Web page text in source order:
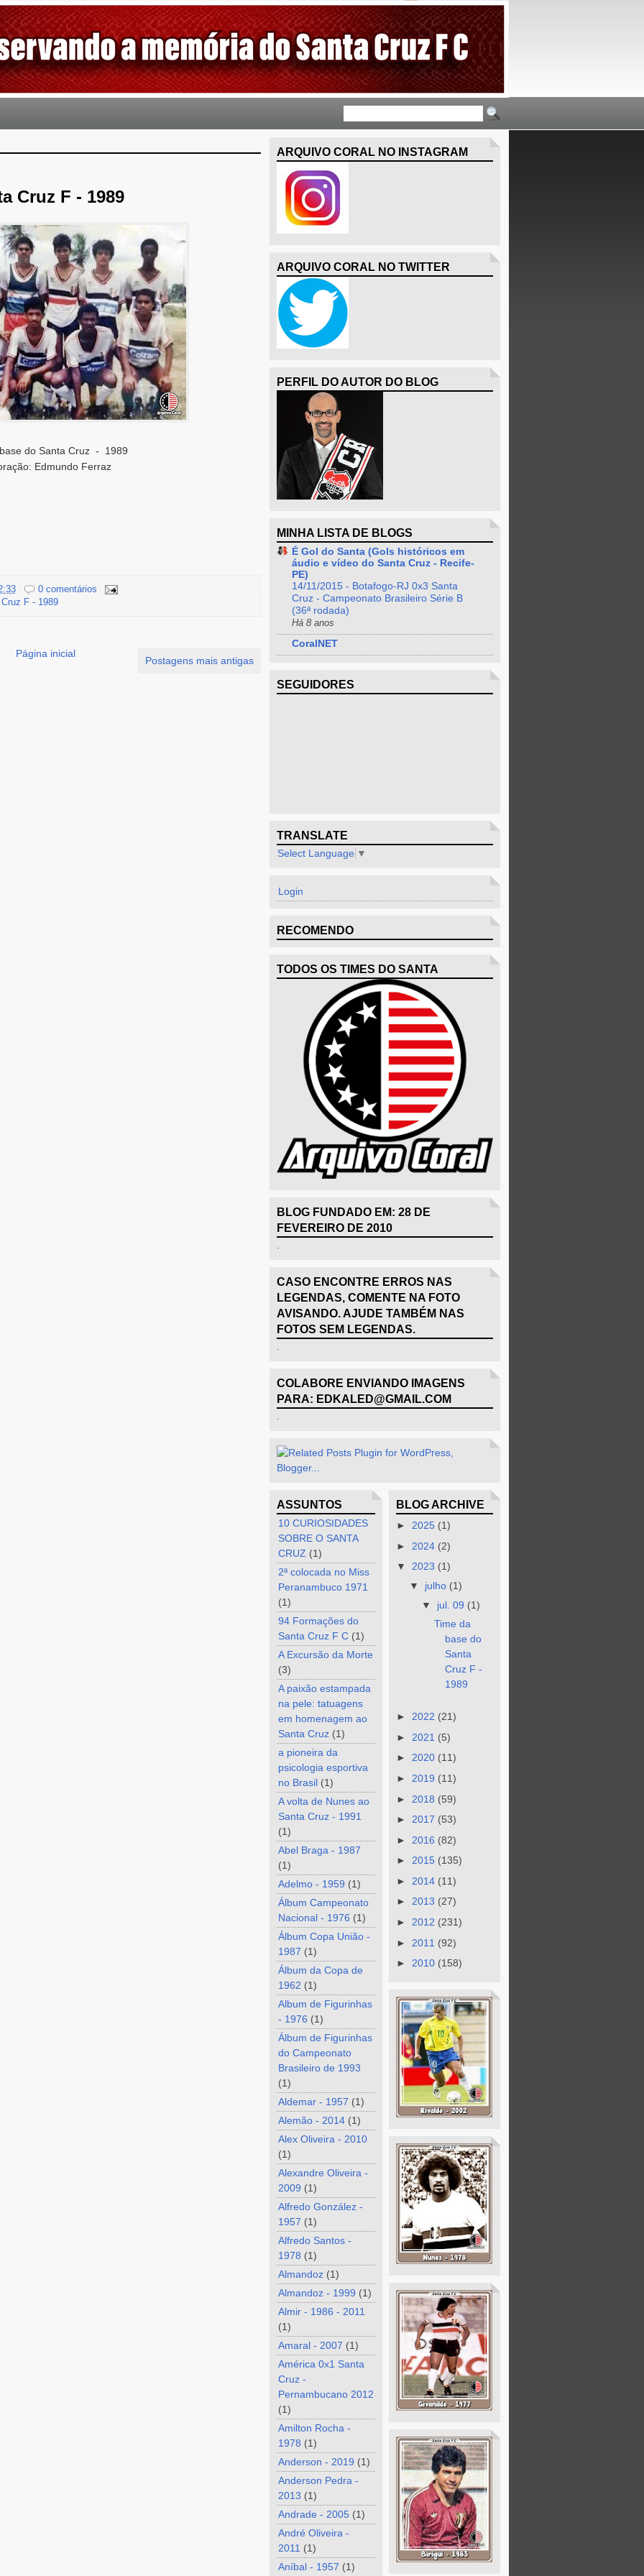
Cruz F - 1989
do Santa Cruz - 1989
Edmundo Ferraz
0 comentários
F - 1989
Postagens mais antigas
Página inicial
ARQUIVO CORAL NO INSTAGRAM
ARQUIVO CORAL NO TWITTER
PERFIL DO AUTOR DO BLOG
MINHA LISTA DE BLOGS
É Gol do Santa (Gols históricos em
áudio e vídeo do Santa Cruz - Recife-
PE)
14/11/2015 - Botafogo-RJ 0x3 Santa
Cruz - Campeonato Brasileiro Série B
(36ª rodada)
Há 8 anos
CoralNET
SEGUIDORES
TRANSLATE
Select Language ▼
Login
RECOMENDO
TODOS OS TIMES DO SANTA
BLOG FUNDADO EM: 28 DE
FEVEREIRO DE 2010
CASO ENCONTRE ERROS NAS
LEGENDAS, COMENTE NA FOTO
AVISANDO. AJUDE TAMBÉM NAS
FOTOS SEM LEGENDAS.
COLABORE ENVIANDO IMAGENS
PARA: EDKALED@GMAIL.COM
ASSUNTOS
10 CURIOSIDADES
SOBRE O SANTA
CRUZ (1)
2ª colocada no Miss
Peranambuco 1971
(1)
94 Formações do
Santa Cruz F C (1)
A Excursão da Morte
(3)
A paixão estampada
na pele: tatuagens
em homenagem ao
Santa Cruz (1)
a pioneira da
psicologia esportiva
no Brasil (1)
A volta de Nunes ao
Santa Cruz - 1991
(1)
Abel Braga - 1987
(1)
Adelmo - 1959 (1)
Álbum Campeonato
Nacional - 1976 (1)
Álbum Copa União -
1987 (1)
Álbum da Copa de
1962 (1)
Album de Figurinhas
- 1976 (1)
Álbum de Figurinhas
do Campeonato
Brasileiro de 1993
(1)
Aldemar - 1957 (1)
Alemão - 2014 (1)
Alex Oliveira - 2010
(1)
Alexandre Oliveira -
2009 (1)
Alfredo González -
1957 (1)
Alfredo Santos -
1978 (1)
Almandoz (1)
Almandoz - 1999 (1)
Almir - 1986 - 2011
(1)
Amaral - 2007 (1)
América 0x1 Santa
Cruz -
Pernambucano 2012
(1)
Amilton Rocha -
1978 (1)
Anderson - 2019 (1)
Anderson Pedra -
2013 (1)
Andrade - 2005 (1)
André Oliveira -
2011 (1)
Aníbal - 1957 (1)
BLOG ARCHIVE
►2025 (1)
► 2024 (2)
▼2023 (1)
▼ julho (1)
▼ jul. 09 (1)
Time da
base do
Santa
Cruz F -
1989
►2022 (21)
► 2021 (5)
►2020 (11)
► 2019 (11)
► 2018 (59)
► 2017 (53)
► 2016 (82)
►2015 (135)
► 2014 (11)
►2013 (27)
► 2012 (231)
► 2011 (92)
► 2010 (158)